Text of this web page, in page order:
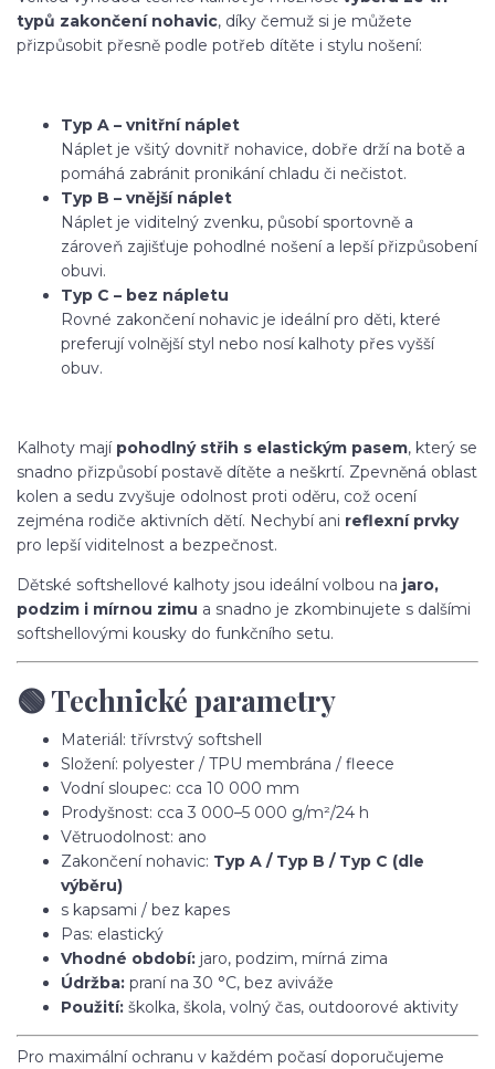
typů zakončení nohavic, díky čemuž si je můžete
přizpůsobit přesně podle potřeb dítěte i stylu nošení:
Typ A – vnitřní náplet
Náplet je všitý dovnitř nohavice, dobře drží na botě a
pomáhá zabránit pronikání chladu či nečistot.
Typ B – vnější náplet
Náplet je viditelný zvenku, působí sportovně a
zároveň zajišťuje pohodlné nošení a lepší přizpůsobení
obuvi.
Typ C – bez nápletu
Rovné zakončení nohavic je ideální pro děti, které
preferují volnější styl nebo nosí kalhoty přes vyšší
obuv.
Kalhoty mají pohodlný střih s elastickým pasem, který se
snadno přizpůsobí postavě dítěte a neškrtí. Zpevněná oblast
kolen a sedu zvyšuje odolnost proti oděru, což ocení
zejména rodiče aktivních dětí. Nechybí ani reflexní prvky
pro lepší viditelnost a bezpečnost.
Dětské softshellové kalhoty jsou ideální volbou na jaro,
podzim i mírnou zimu a snadno je zkombinujete s dalšími
softshellovými kousky do funkčního setu.
🟢 Technické parametry
Materiál: třívrstvý softshell
Složení: polyester / TPU membrána / fleece
Vodní sloupec: cca 10 000 mm
Prodyšnost: cca 3 000–5 000 g/m²/24 h
Větruodolnost: ano
Zakončení nohavic: Typ A / Typ B / Typ C (dle
výběru)
s kapsami / bez kapes
Pas: elastický
Vhodné období: jaro, podzim, mírná zima
Údržba: praní na 30 °C, bez aviváže
Použití: školka, škola, volný čas, outdoorové aktivity
Pro maximální ochranu v každém počasí doporučujeme